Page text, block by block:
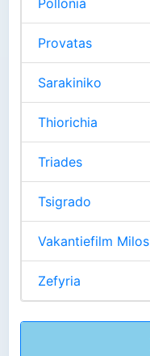
Pollonia
Provatas
Sarakiniko
Thiorichia
Triades
Tsigrado
Vakantiefilm Milos
Zefyria